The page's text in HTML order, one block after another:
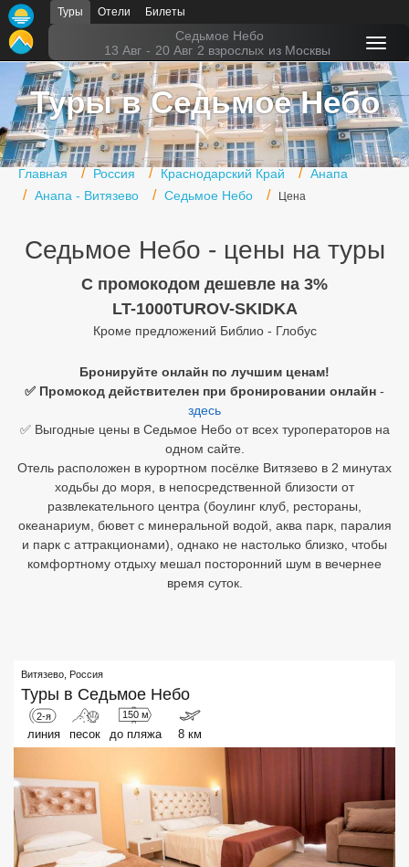
Туры Отели Билеты
Седьмое Небо
13 Авг - 20 Авг 2 взрослых из Москвы
Туры в Седьмое Небо
Главная Россия Краснодарский Край
Анапа
Анапа - Витязево
Седьмое Небо Цена
Седьмое Небо - цены на туры
C промокодом дешевле на 3%
LT-1000TUROV-SKIDKA
Кроме предложений Библио - Глобус
Бронируйте онлайн по лучшим ценам!
✅ Промокод действителен при бронировании онлайн -
здесь
✅ Выгодные цены в Седьмое Небо от всех туроператоров на
одном сайте.
Отель расположен в курортном посёлке Витязево в 2 минутах
ходьбы до моря, в непосредственной близости от
развлекательного центра (боулинг клуб, рестораны,
океанариум, бювет с минеральной водой, аква парк, паралия
и парк с аттракционами), однако не настолько близко, чтобы
комфортному отдыху мешал посторонний шум в вечернее
время суток.
Витязево Россия
Туры в Седьмое Небо
2-я
линия песок
150 м
до пляжа 8 км
Главная
Горящие туры
Туры в Турцию
Туры в Египет
Помощь
Подборки отелей
Шри Ланка
Бали
Южный Гоа
Занзибар
Большой Сочи
Кав Мин Воды